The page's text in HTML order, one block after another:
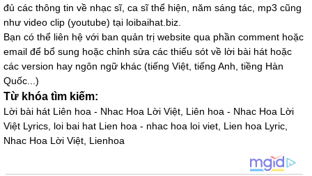
đủ các thông tin về nhạc sĩ, ca sĩ thể hiện, năm sáng tác, mp3 cũng
như video clip (youtube) tại loibaihat.biz.
Bạn có thể liên hệ với ban quản trị website qua phần comment hoặc
email để bổ sung hoặc chỉnh sửa các thiếu sót về lời bài hát hoặc
các version hay ngôn ngữ khác (tiếng Việt, tiếng Anh, tiềng Hàn
Quốc...)
Từ khóa tìm kiếm:
Lời bài hát Liên hoa - Nhac Hoa Lời Việt, Liên hoa - Nhac Hoa Lời
Việt Lyrics, loi bai hat Lien hoa - nhac hoa loi viet, Lien hoa Lyric,
Nhac Hoa Lời Việt, Lienhoa